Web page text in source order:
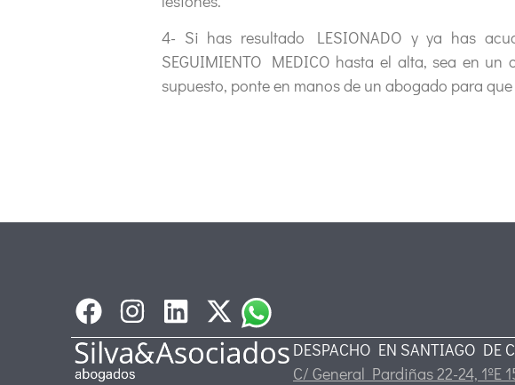
4- Si has resultado LESIONADO y ya has
SEGUIMIENTO MEDICO hasta el alta, sea en
supuesto, ponte en manos de un abogado para que
DESPACHO EN SANTIAGO DE
C/ General Pardiñas 22-24, 1ºE